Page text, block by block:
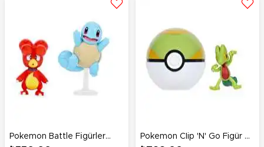
Pokemon Battle Fi̇gürler
Pokemon CIip 'N' Go Figür S3